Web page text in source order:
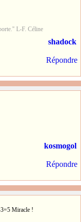
L-F. Céline
shadock
Répondre
kosmogol
Répondre
3=5 Miracle !